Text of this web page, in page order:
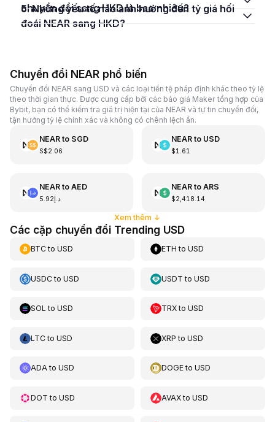
chuyển đổi sang HKD là bao nhiêu?
5. Những yếu tố nào ảnh hưởng đến tỷ giá hối
đoái NEAR sang HKD?
Chuyển đổi NEAR phổ biến
Chuyển đổi NEAR sang USD và các loại tiền tệ pháp định khác theo tỷ lệ
theo thời gian thực. Được cung cấp bởi các báo giá Maker tổng hợp của
Bybit, bạn có thể kiểm tra giá trị hiện tại của NEAR và tự tin chuyển đổi,
tận hưởng tỷ lệ chính xác và không có chênh lệch ẩn.
NEARto SGD
S$2.06
NEARto USD
$1.61
NEARto AED
د.إ5.92
NEARto ARS
$2,418.14
Xem thêm ↓
Các cặp chuyển đổi Trending USD
BTCto USD ETH toUSD
USDCto USD USDT toUSD
SOL to USD TRXtoUSD
LTCto USD XRP toUSD
ADAto USD DOGEtoUSD
DOT to USD AVAXtoUSD